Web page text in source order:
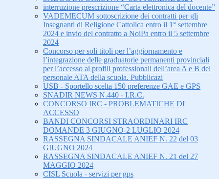
interruzione prescrizione “Carta elettronica del docente”
VADEMECUM sottoscrizione dei contratti per gli
Insegnanti di Religione Cattolica entro il 1° settembre
2024 e invio del contratto a NoiPa entro il 5 settembre
2024
Concorso per soli titoli per l’aggiornamento e
l’integrazione delle graduatorie permanenti provinciali
per l’accesso ai profili professionali dell’area A e B del
personale ATA della scuola. Pubblicazi
USB - Sportello scelta 150 preferenze GAE e GPS
SNADIR NEWS N.440 - I.R.C.
CONCORSO IRC - PROBLEMATICHE DI
ACCESSO
BANDI CONCORSI STRAORDINARI IRC
DOMANDE 3 GIUGNO-2 LUGLIO 2024
RASSEGNA SINDACALE ANIEF N. 22 del 03
GIUGNO 2024
RASSEGNA SINDACALE ANIEF N. 21 del 27
MAGGIO 2024
CISL Scuola - servizi per gps